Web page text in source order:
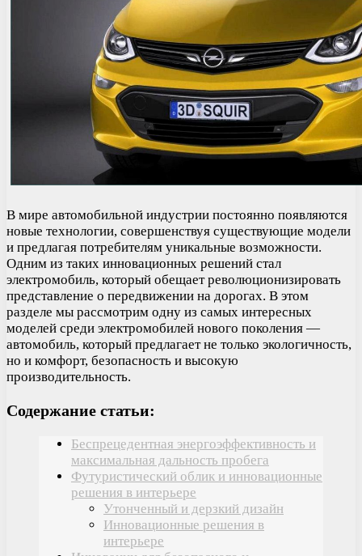
В мире автомобильной индустрии постоянно появляются
новые технологии, совершенствуя существующие модели
и предлагая потребителям уникальные возможности.
Одним из таких инновационных решений стал
электромобиль, который обещает революционизировать
представление о передвижении на дорогах. В этом
разделе мы рассмотрим одну из самых интересных
моделей среди электромобилей нового поколения —
автомобиль, который предлагает не только экологичность,
но и комфорт, безопасность и высокую
производительность.
Содержание статьи:
Беспрецедентная энергоэффективность и
максимальная дальность пробега
Футуристический облик и инновационные
решения в интерьере
Утонченный и дерзкий дизайн
Инновационные решения в
интерьере